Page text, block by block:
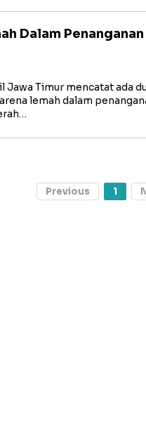
Dalam Penanganan
Timur mencatat ada
lemah dalam
Previous 1